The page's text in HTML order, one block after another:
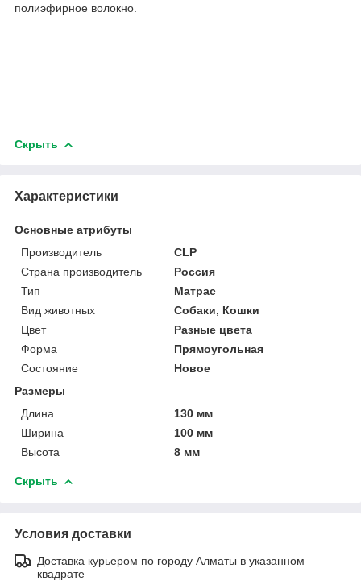
полиэфирное волокно.
Скрыть
Характеристики
Основные атрибуты
Производитель
CLP
Страна производитель
Россия
Тип
Матрас
Вид животных
Собаки, Кошки
Цвет
Разные цвета
Форма
Прямоугольная
Состояние
Новое
Размеры
Длина
130 мм
Ширина
100 мм
Высота
8 мм
Скрыть
Условия доставки
Доставка курьером по городу Алматы в указанном
квадрате